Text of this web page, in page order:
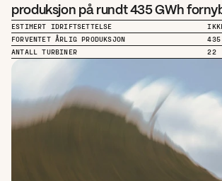
produksjon på rundt 435 GWh
ESTIMERT IDRIFTSETTELSE
FORVENTET ÅRLIG PRODUKSJON
435
ANTALL TURBINER
22